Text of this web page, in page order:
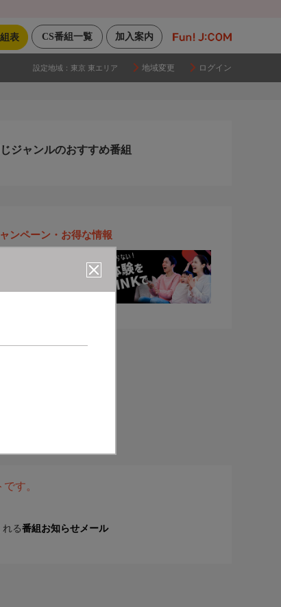
加入案内
CS番組一覧
表
設定地域： 東京 東エリア 地域変更 ログイン
ジャンルのおすすめ番組
ンペーン・お得な情報
す。
る番組お知らせメール